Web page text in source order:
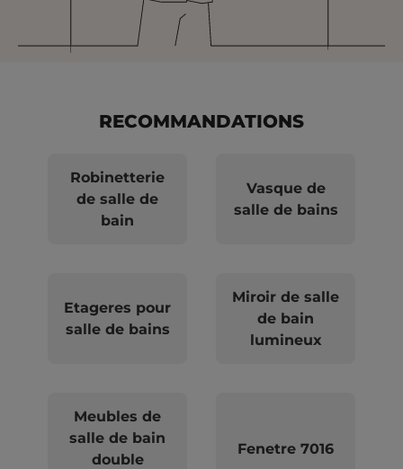
RECOMMANDATIONS
Robinetterie
de salle de
bain
Vasque de
salle de bains
Etageres pour
salle de bains
Miroir de salle
de bain
lumineux
Meubles de
salle de bain
double
Fenetre 7016